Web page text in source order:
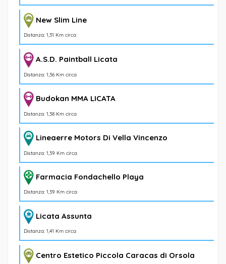
New Slim Line
Distanza: 1,31 Km circa
A.S.D. Paintball Licata
Distanza: 1,36 Km circa
Budokan MMA LICATA
Distanza: 1,38 Km circa
Lineaerre Motors Di Vella Vincenzo
Distanza: 1,39 Km circa
Farmacia Fondachello Playa
Distanza: 1,39 Km circa
Licata Assunta
Distanza: 1,41 Km circa
Centro Estetico Piccola Caracas di Orsola